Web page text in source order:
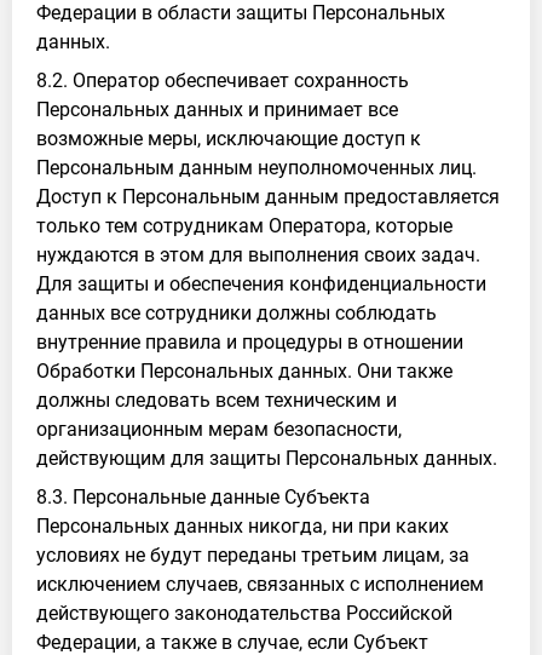
Федерации в области защиты Персональных
данных.
8.2. Оператор обеспечивает сохранность
Персональных данных и принимает все
возможные меры, исключающие доступ к
Персональным данным неуполномоченных лиц.
Доступ к Персональным данным предоставляется
только тем сотрудникам Оператора, которые
нуждаются в этом для выполнения своих задач.
Для защиты и обеспечения конфиденциальности
данных все сотрудники должны соблюдать
внутренние правила и процедуры в отношении
Обработки Персональных данных. Они также
должны следовать всем техническим и
организационным мерам безопасности,
действующим для защиты Персональных данных.
8.3. Персональные данные Субъекта
Персональных данных никогда, ни при каких
условиях не будут переданы третьим лицам, за
исключением случаев, связанных с исполнением
действующего законодательства Российской
Федерации, а также в случае, если Субъект